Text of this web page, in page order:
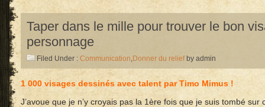
Taper dans le mille pour trouver le bon
personnage
Filed Under : Communication Donner du reliefby admin
1 000 visages dessinés avec talent par Timo Mimus !
J’avoue que je n’y croyais pas la 1ère fois que je suis tombé